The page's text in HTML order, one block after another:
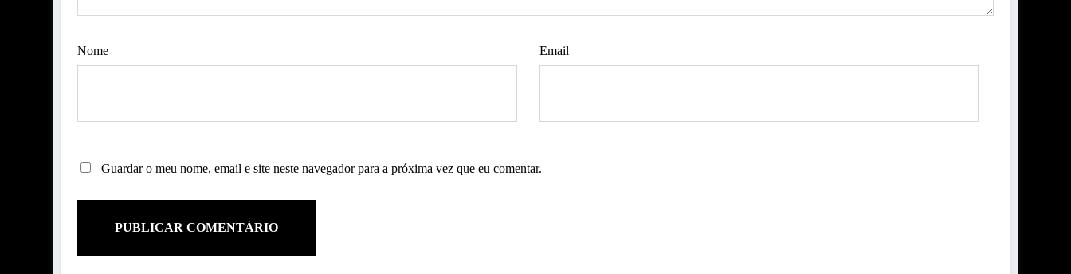
Nome Email
Guardar o meu nome, email e site neste navegador para a próxima vez que eu comentar.